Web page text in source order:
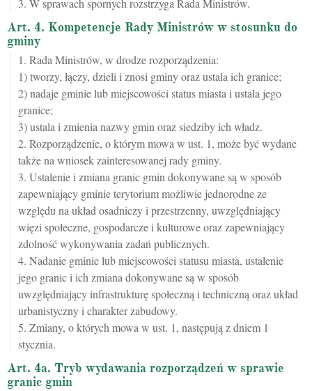
3. W sprawach spornych rozstrzyga Rada Ministrów.
Art. 4. Kompetencje Rady Ministrów w stosunku do
gminy
1. Rada Ministrów, w drodze rozporządzenia:
1) tworzy, łączy, dzieli i znosi gminy oraz ustala ich granice;
2) nadaje gminie lub miejscowości status miasta i ustala jego
granice;
3) ustala i zmienia nazwy gmin oraz siedziby ich władz.
2. Rozporządzenie, o którym mowa w ust. 1, może być wydane
także na wniosek zainteresowanej rady gminy.
3. Ustalenie i zmiana granic gmin dokonywane są w sposób
zapewniający gminie terytorium możliwie jednorodne ze
względu na układ osadniczy i przestrzenny, uwzględniający
więzi społeczne, gospodarcze i kulturowe oraz zapewniający
zdolność wykonywania zadań publicznych.
4. Nadanie gminie lub miejscowości statusu miasta, ustalenie
jego granic i ich zmiana dokonywane są w sposób
uwzględniający infrastrukturę społeczną i techniczną oraz układ
urbanistyczny i charakter zabudowy.
5. Zmiany, o których mowa w ust. 1, następują z dniem 1
stycznia.
Art. 4a. Tryb wydawania rozporządzeń w sprawie
granic gmin